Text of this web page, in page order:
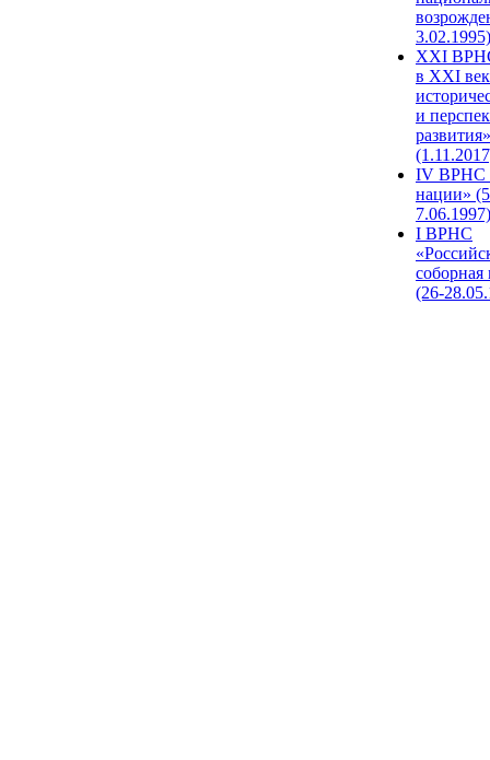
3.02.1995)
XХI
в XXI
и
развития»
IV ВРНС
нации»
7.06.1997)
I ВРНС
(26-